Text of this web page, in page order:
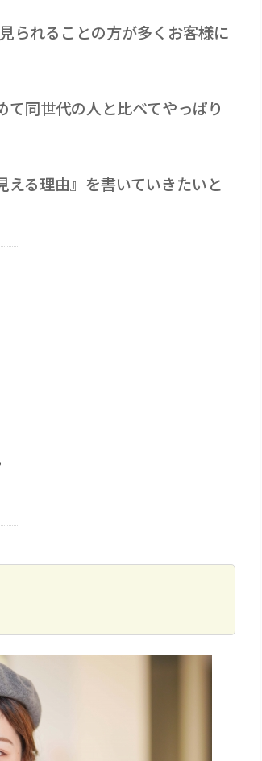
られることの方が多くお客様に
同世代の人と比べてやっぱり
える理由』を書いていきたいと